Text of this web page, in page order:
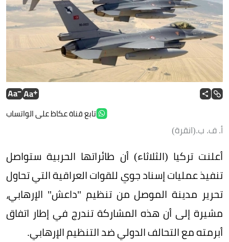
تابع قناة عكاظ على الواتساب
أ. ف. ب.(انقرة)
أعلنت تركيا (الثلاثاء) أن طائراتها الحربية ستواصل
تنفيذ عمليات إسناد جوي للقوات العراقية التي تحاول
تحرير مدينة الموصل من تنظيم "داعش" الإرهابي،
مشيرة إلى أن هذه المشاركة تندرج في إطار اتفاق
أبرمته مع التحالف الدولي ضد التنظيم الإرهابي.